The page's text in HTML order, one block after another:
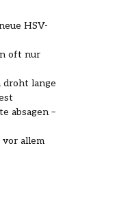
HSV-
oft nur
droht lange
absagen –
vor allem